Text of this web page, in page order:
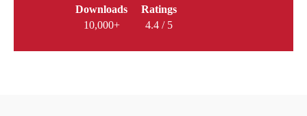
Downloads
10,000+
Ratings
4.4 / 5